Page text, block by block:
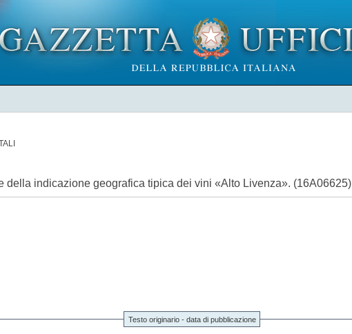
della indicazione geografica tipica dei vini «Alto Livenza». (16A06625)
Testo originario - data di pubblicazione